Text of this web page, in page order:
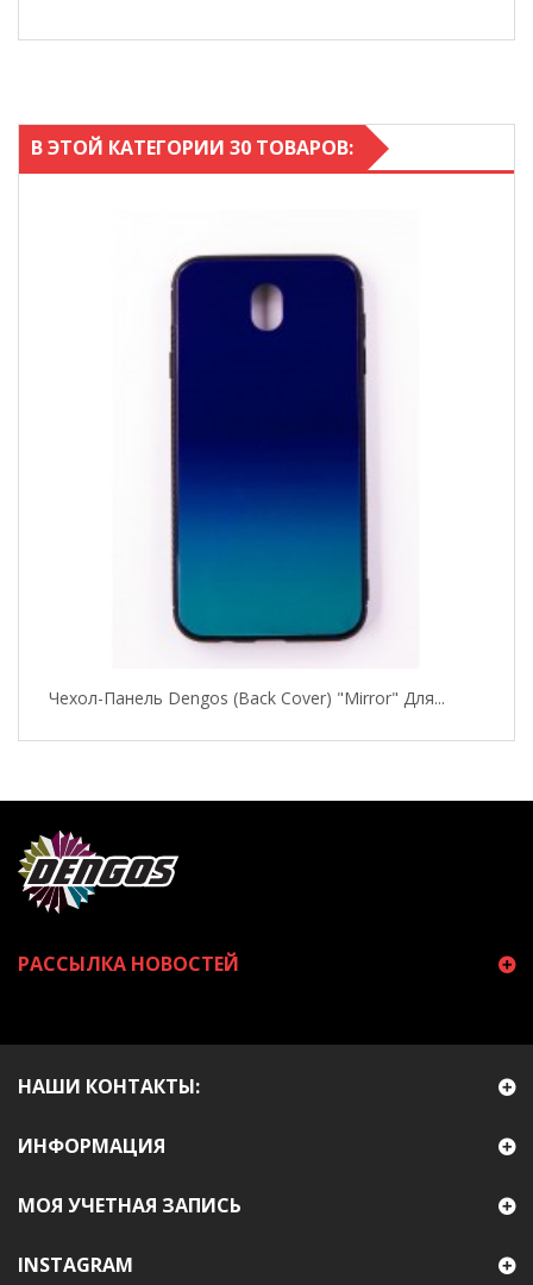
В ЭТОЙ КАТЕГОРИИ 30 ТОВАРОВ:
Чехол-Панель Dengos (Back Cover) "Mirror" Для...
РАССЫЛКА НОВОСТЕЙ
НАШИ КОНТАКТЫ:
ИНФОРМАЦИЯ
МОЯ УЧЕТНАЯ ЗАПИСЬ
INSTAGRAM